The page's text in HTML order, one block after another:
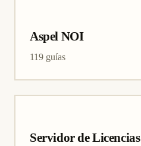
Aspel NOI
119 guías
Servidor de Licencias